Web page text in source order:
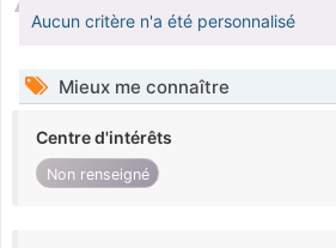
Aucun critère n'a été personnalisé
Mieux me connaître
Centre d'intérêts
Non renseigné